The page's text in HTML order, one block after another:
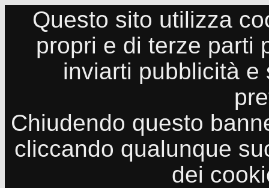
Questo sito utilizza
propri e di terze parti
inviarti pubblicità
Chiudendo questo
cliccando qualunque
dei